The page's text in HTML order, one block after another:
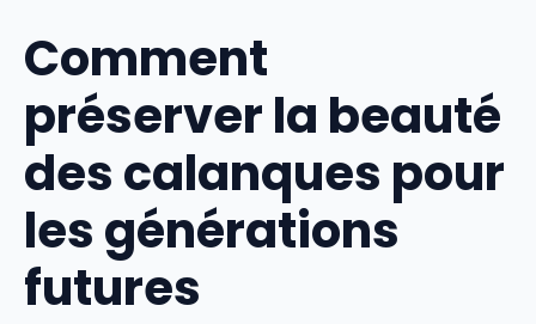
Comment
préserver la beauté
des calanques pour
les générations
futures